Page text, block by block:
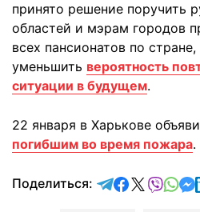
принято решение поручить
областей и мэрам городов
всех пансионатов по
уменьшить вероятность
ситуации в будущем.
22 января в Харькове
погибшим во время пожара.
Поделиться: отправить в